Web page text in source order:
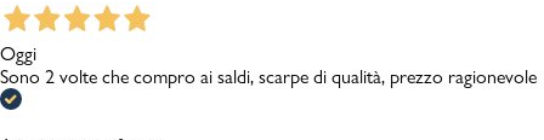
Oggi
Sono 2 volte che compro ai saldi, scarpe di qualità, prezzo ragionevole